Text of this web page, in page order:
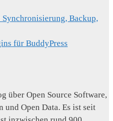
Synchronisierung, Backup,
für BuddyPress
über Open Source Software,
und Open Data. Es ist seit